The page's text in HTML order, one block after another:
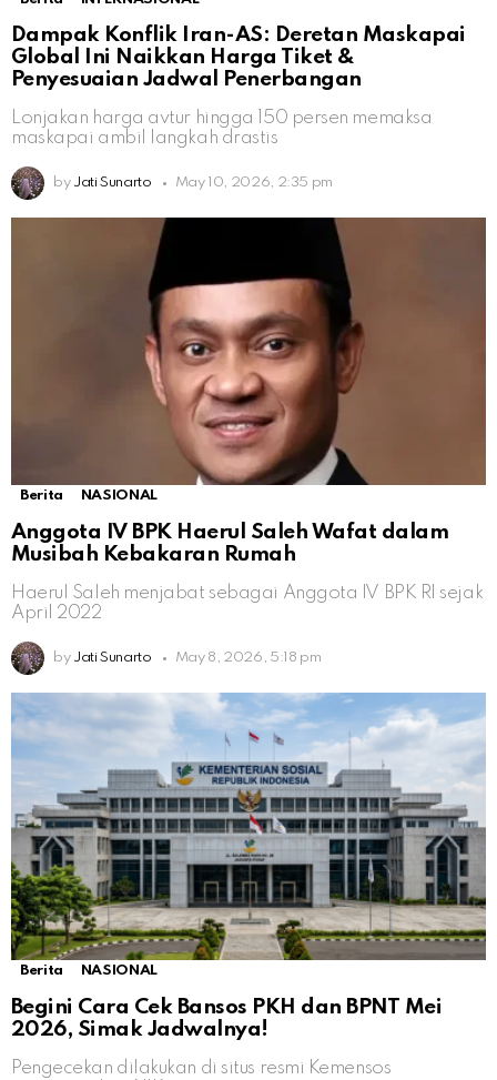
Dampak Konflik Iran-AS: Deretan Maskapai
Global Ini Naikkan Harga Tiket &
Penyesuaian Jadwal Penerbangan
Lonjakan harga avtur hingga 150 persen memaksa
maskapai ambil langkah drastis
by Jati Sunarto May 10, 2026, 2:35 pm
Berita NASIONAL
Anggota IV BPK Haerul Saleh Wafat dalam
Musibah Kebakaran Rumah
Haerul Saleh menjabat sebagai Anggota IV BPK RI sejak
April 2022
by Jati Sunarto May 8, 2026, 5:18 pm
Berita NASIONAL
Begini Cara Cek Bansos PKH dan BPNT Mei
2026, Simak Jadwalnya!
Pengecekan dilakukan di situs resmi Kemensos